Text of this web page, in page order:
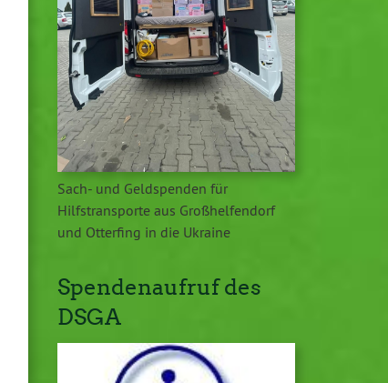
Sach- und Geldspenden für
Hilfstransporte aus Großhelfendorf
und Otterfing in die Ukraine
Spendenaufruf des
DSGA